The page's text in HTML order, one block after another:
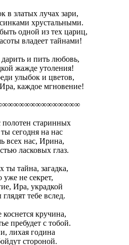
в златых лучах зари,
хрустальными.
одной из тех цариц,
владеет тайнами!
и пить любовь,
жажде утоления!
улыбок и цветов,
каждое мгновение!
полотен старинных
сегодня на нас
всех нас, Ирина,
ласковых глаз.
ты тайна, загадка,
уже не секрет,
Ира, украдкой
тебе вслед.
кручина,
пребудет с тобой.
лихая година
стороной.